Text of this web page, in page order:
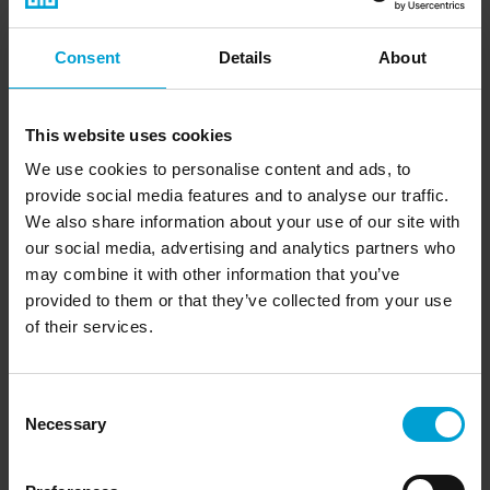
Consent Details About
This website uses cookies
We use cookies to personalise content and ads, to
provide social media features and to analyse our traffic.
We also share information about your use of our site with
our social media, advertising and analytics partners who
may combine it with other information that you’ve
provided to them or that they’ve collected from your use
of their services.
Selection
Necessary
en acier inoxydable et polycarbonate est protégé contre la
pénétration de la poussière et de l'eau (classe de protection :
de protection et un filtre à poussière.
Les fonctions clés en un coup
d'œil :
Informations générales :
Principe de mesure : infrarouge (IR)
Sécurité intrinsèque
Durée de vie prévue du capteur : 6 ans